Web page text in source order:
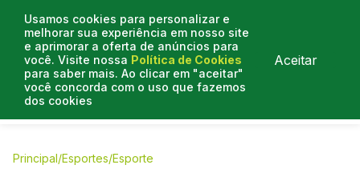
Usamos cookies para personalizar e
melhorar sua experiência em nosso site
e aprimorar a oferta de anúncios para
você. Visite nossa Política de Cookies
para saber mais. Ao clicar em "aceitar"
você concorda com o uso que fazemos
dos cookies
Aceitar
E.C Bahia
Principal/Esportes/Esporte